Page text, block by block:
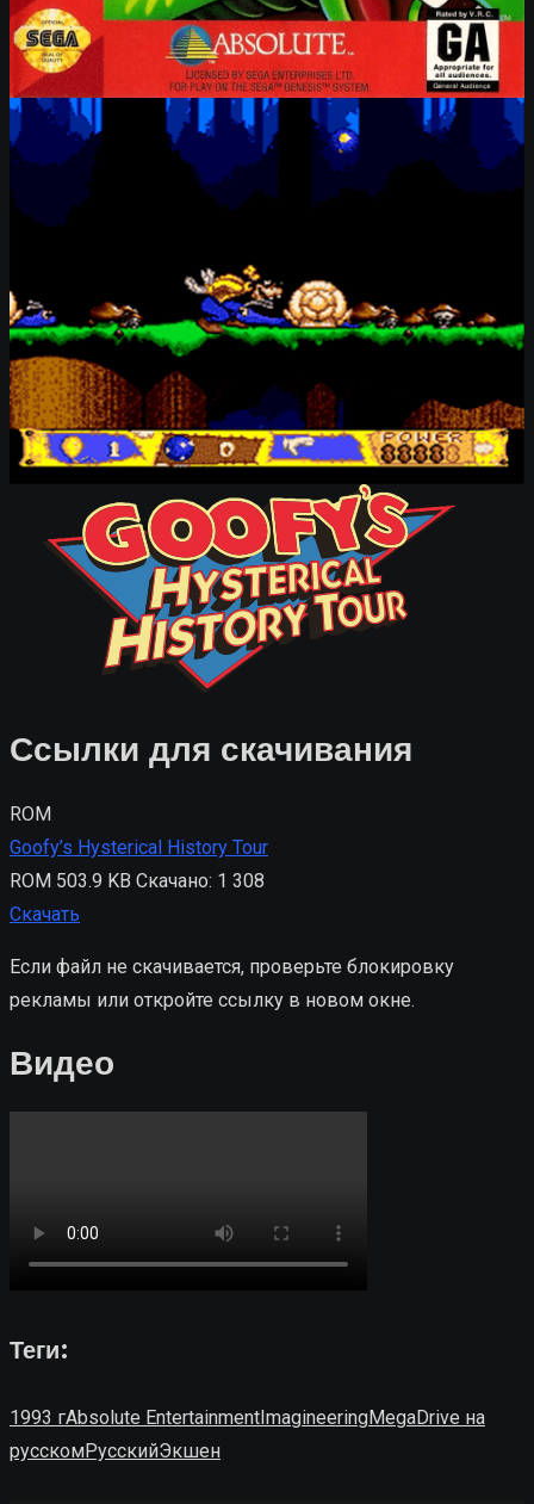
Ссылки для скачивания
ROM
Goofy’s Hysterical History Tour
ROM 503.9 KB Скачано: 1 308
Скачать
Если файл не скачивается, проверьте блокировку
рекламы или откройте ссылку в новом окне.
Видео
Теги:
1993 гAbsolute Entertainment ImagineeringMegaDrive на
русскомРусскийЭкшен